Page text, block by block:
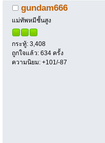
แอนดรอยด์ (อ่าน
gundam666
แม่ทัพหมีชั้นสูง
กระทู้: 3,408
ถูกใจแล้ว: 634 ครั้ง
ความนิยม: +101/-87